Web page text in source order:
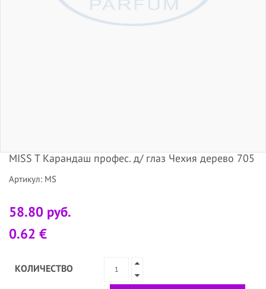
MISS T Карандаш профес. д/ глаз Чехия дерево 705
Артикул: MS
58.80 руб.
0.62 €
КОЛИЧЕСТВО